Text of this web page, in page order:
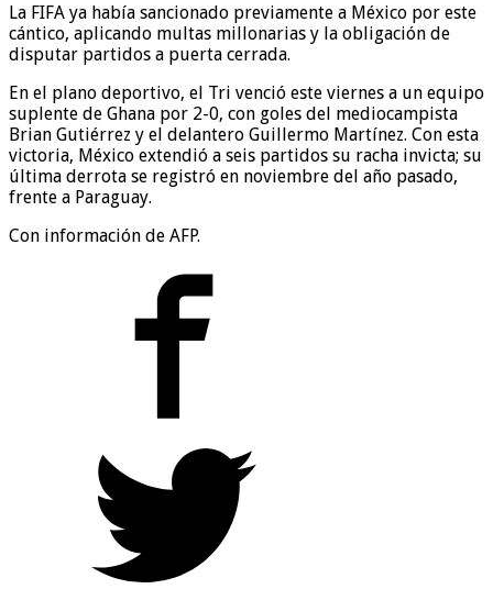
La FIFA ya había sancionado previamente a México por este
cántico, aplicando multas millonarias y la obligación de
disputar partidos a puerta cerrada.
En el plano deportivo, el Tri venció este viernes a un equipo
suplente de Ghana por 2-0, con goles del mediocampista
Brian Gutiérrez y el delantero Guillermo Martínez. Con esta
victoria, México extendió a seis partidos su racha invicta; su
última derrota se registró en noviembre del año pasado,
frente a Paraguay.
Con información de AFP.